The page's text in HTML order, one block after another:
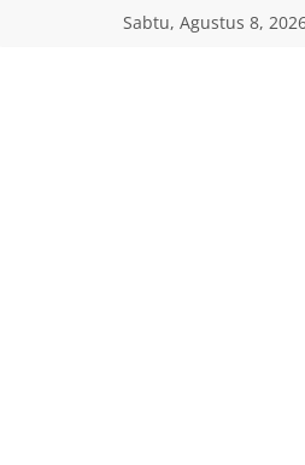
Sabtu, Agustus 8,